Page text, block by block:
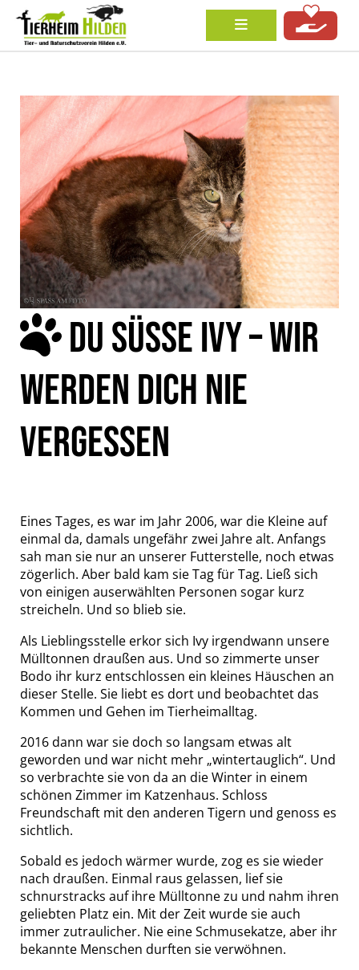
DU SÜSSE IVY – WIR W
ERDEN DICH NIE V
ERGESSEN
Eines Tages, es war im Jahr 2006, war die Kleine auf
einmal da, damals ungefähr zwei Jahre alt. Anfangs
sah man sie nur an unserer Futterstelle, noch etwas
zögerlich. Aber bald kam sie Tag für Tag. Ließ sich
von einigen auserwählten Personen sogar kurz
streicheln. Und so blieb sie.
Als Lieblingsstelle erkor sich Ivy irgendwann unsere
Mülltonnen draußen aus. Und so zimmerte unser
Bodo ihr kurz entschlossen ein kleines Häuschen an
dieser Stelle. Sie liebt es dort und beobachtet das
Kommen und Gehen im Tierheimalltag.
2016 dann war sie doch so langsam etwas alt
geworden und war nicht mehr „wintertauglich“. Und
so verbrachte sie von da an die Winter in einem
schönen Zimmer im Katzenhaus. Schloss
Freundschaft mit den anderen Tigern und genoss es
sichtlich.
Sobald es jedoch wärmer wurde, zog es sie wieder
nach draußen. Einmal raus gelassen, lief sie
schnurstracks auf ihre Mülltonne zu und nahm ihren
geliebten Platz ein. Mit der Zeit wurde sie auch
immer zutraulicher. Nie eine Schmusekatze, aber ihr
bekannte Menschen durften sie verwöhnen.